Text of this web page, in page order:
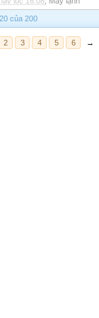
của 200
2 3 4 5 6 →